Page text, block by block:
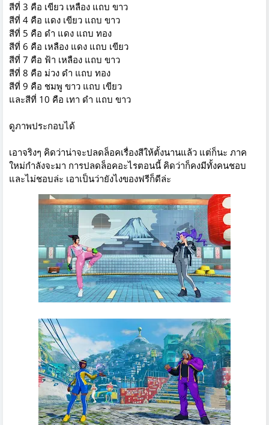
สีที่ 3 คือ เขียว เหลือง แถบ ขาว
สีที่ 4 คือ แดง เขียว แถบ ขาว
สีที่ 5 คือ ดำ แดง แถบ ทอง
สีที่ 6 คือ เหลือง แดง แถบ เขียว
สีที่ 7 คือ ฟ้า เหลือง แถบ ขาว
สีที่ 8 คือ ม่วง ดำ แถบ ทอง
สีที่ 9 คือ ชมพู ขาว แถบ เขียว
และสีที่ 10 คือ เทา ดำ แถบ ขาว
ดูภาพประกอบได้
เอาจริงๆ คิดว่าน่าจะปลดล็อคเรื่องสีให้ตั้งนานแล้ว แต่ก็นะ ภาค
ใหม่กำลังจะมา การปลดล็อคอะไรตอนนี้ คิดว่าก็คงมีทั้งคนชอบ
และไม่ชอบล่ะ เอาเป็นว่ายังไงของฟรีก็ดีล่ะ